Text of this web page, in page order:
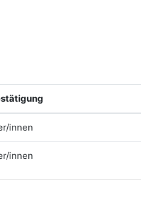
innen
innen